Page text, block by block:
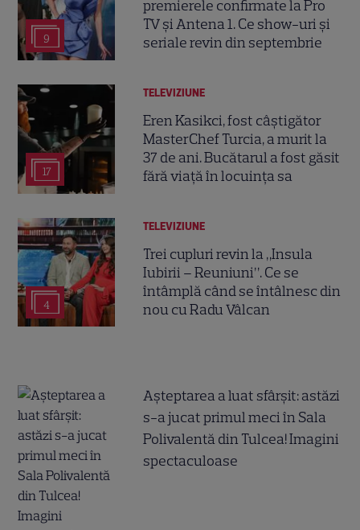
9
premierele confirmate la Pro
TV și Antena 1. Ce show-uri și
seriale revin din septembrie
17
TELEVIZIUNE
Eren Kasikci, fost câștigător
MasterChef Turcia, a murit la
37 de ani. Bucătarul a fost găsit
fără viață în locuința sa
4
TELEVIZIUNE
Trei cupluri revin la „Insula
Iubirii – Reuniuni”. Ce se
întâmplă când se întâlnesc din
nou cu Radu Vâlcan
Așteptarea a luat sfârșit: astăzi
s-a jucat primul meci în Sala
Polivalentă din Tulcea! Imagini
spectaculoase